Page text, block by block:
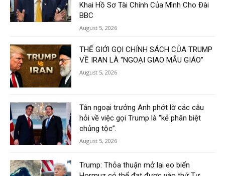
Khai Hồ Sơ Tài Chính Của Mình Cho Đài
BBC
August 5, 2026
THẾ GIỚI GỌI CHÍNH SÁCH CỦA TRUMP
VỀ IRAN LÀ “NGOẠI GIAO MẪU GIÁO”
August 5, 2026
Tân ngoại trưởng Anh phớt lờ các câu
hỏi về việc gọi Trump là “kẻ phân biệt
chủng tộc”.
August 5, 2026
Trump: Thỏa thuận mở lại eo biển